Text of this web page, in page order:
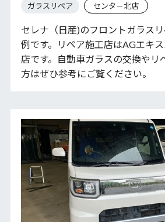
ガラスリペア センタ－北店
セレナ（日産)のフロントガラス
例です。リペア施工店はAGエキ
店です。自動車ガラスの交換やリ
方はぜひ参考にご覧ください。